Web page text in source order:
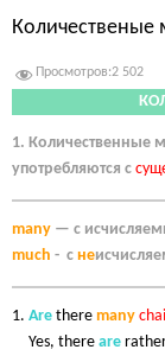
Просмотров:2 502
1. Количественные
употребляются с
many — с
much - с не
1. Are there many
Yes, there are